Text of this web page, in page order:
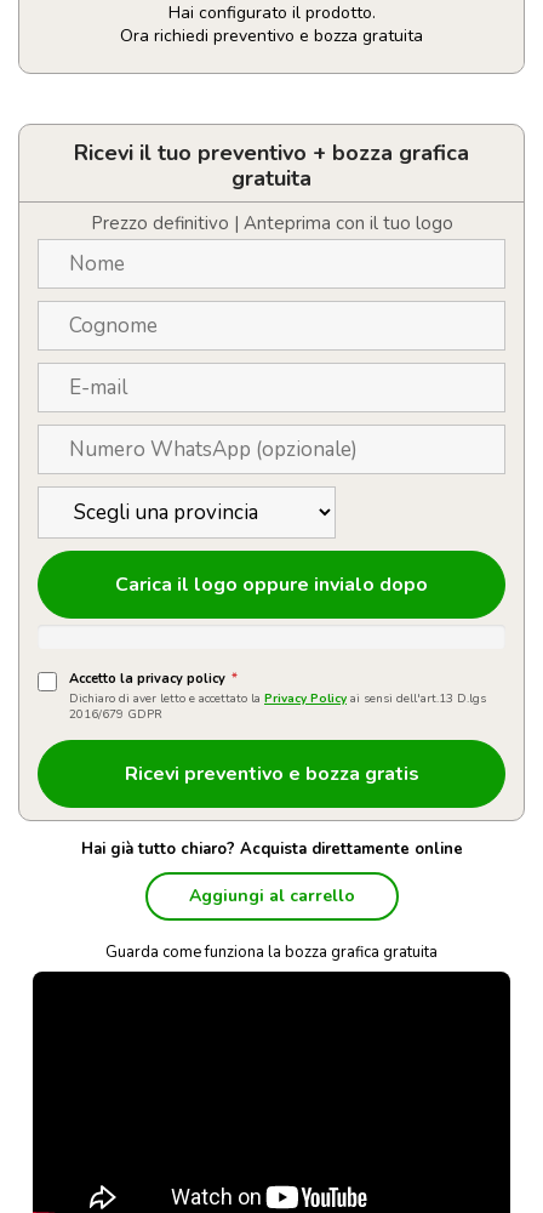
Hai configurato il prodotto.
Ora richiedi preventivo e bozza gratuita
Copri
in
logo
quantità
Ricevi il tuo preventivo + bozza grafica
gratuita
Prezzo definitivo | Anteprima con il tuo logo
Carica il logo oppure invialo dopo
Accetto la privacy policy *
Dichiaro di aver letto e accettato la Privacy Policy ai sensi dell'art.13 D.lgs
2016/679 GDPR
Hai già tutto chiaro? Acquista direttamente online
Aggiungi al carrello
Guarda come funziona la bozza grafica gratuita